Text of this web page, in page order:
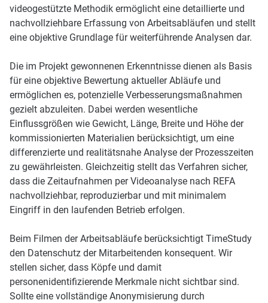
videogestützte Methodik ermöglicht eine detaillierte und
nachvollziehbare Erfassung von Arbeitsabläufen und stellt
eine objektive Grundlage für weiterführende Analysen dar.
Die im Projekt gewonnenen Erkenntnisse dienen als Basis
für eine objektive Bewertung aktueller Abläufe und
ermöglichen es, potenzielle Verbesserungsmaßnahmen
gezielt abzuleiten. Dabei werden wesentliche
Einflussgrößen wie Gewicht, Länge, Breite und Höhe der
kommissionierten Materialien berücksichtigt, um eine
differenzierte und realitätsnahe Analyse der Prozesszeiten
zu gewährleisten. Gleichzeitig stellt das Verfahren sicher,
dass die Zeitaufnahmen per Videoanalyse nach REFA
nachvollziehbar, reproduzierbar und mit minimalem
Eingriff in den laufenden Betrieb erfolgen.
Beim Filmen der Arbeitsabläufe berücksichtigt TimeStudy
den Datenschutz der Mitarbeitenden konsequent. Wir
stellen sicher, dass Köpfe und damit
personenidentifizierende Merkmale nicht sichtbar sind.
Sollte eine vollständige Anonymisierung durch